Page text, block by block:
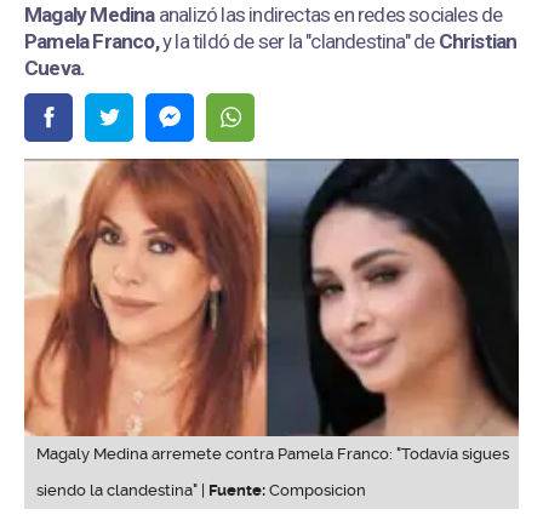
Magaly Medina analizó las indirectas en redes sociales de
Pamela Franco,y la tildó de ser la "clandestina" de Christian
Cueva.
Magaly Medina arremete contra Pamela Franco: "Todavía sigues
siendo la clandestina" | Fuente: Composicion